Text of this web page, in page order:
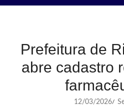
Prefeitura de
abre cadastro
12/03/2026/